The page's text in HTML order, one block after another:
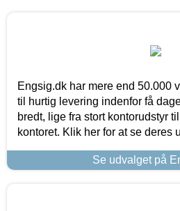
Engsig.dk har mere end 50.000
til hurtig levering indenfor få
bredt, lige fra stort kontorudstyr
kontoret. Klik her for at se deres
Se udvalget på